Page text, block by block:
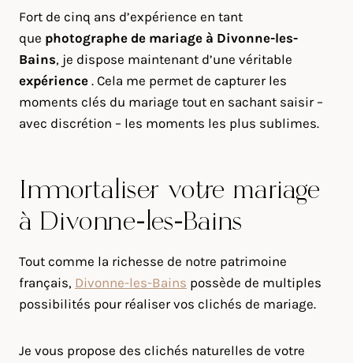
Fort de cinq ans d’expérience en tant
que photographe de mariage à Divonne-les-
Bains, je dispose maintenant d’une véritable
expérience . Cela me permet de capturer les
moments clés du mariage tout en sachant saisir –
avec discrétion – les moments les plus sublimes.
Immortaliser votre mariage
à Divonne-les-Bains
Tout comme la richesse de notre patrimoine
français, Divonne-les-Bains possède de multiples
possibilités pour réaliser vos clichés de mariage.
Je vous propose des clichés naturelles de votre